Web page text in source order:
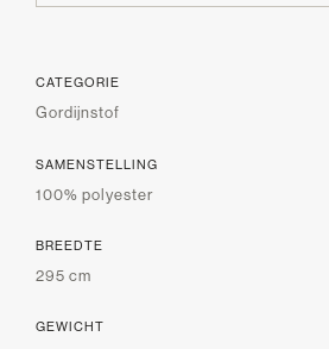
CATEGORIE
Gordijnstof
SAMENSTELLING
100% polyester
BREEDTE
295 cm
GEWICHT